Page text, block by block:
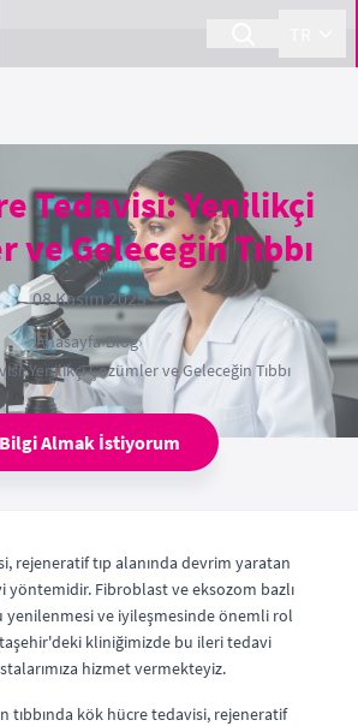
Tedavisi: Yenilikçi
ve Geleceğin Tıbbı
08 Kasım 2025
Anasayfa›Blog›
Yenilikçi Çözümler ve Geleceğin Tıbbı
Bilgi Almak İstiyorum
rejeneratif tıp alanında devrim yaratan
yöntemidir. Fibroblast ve eksozom bazlı
yenilenmesi ve iyileşmesinde önemli rol
kliniğimizde bu ileri tedavi
hizmet vermekteyiz.
tıbbında kök hücre tedavisi, rejeneratif